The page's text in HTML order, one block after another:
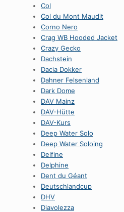
Col
Col du Mont Maudit
Corno Nero
Crag WB Hooded Jacket
Crazy Gecko
Dachstein
Dacia Dokker
Dahner Felsenland
Dark Dome
DAV Mainz
DAV-Hütte
DAV-Kurs
Deep Water Solo
Deep Water Soloing
Delfine
Delphine
Dent du Géant
Deutschlandcup
DHV
Diavolezza